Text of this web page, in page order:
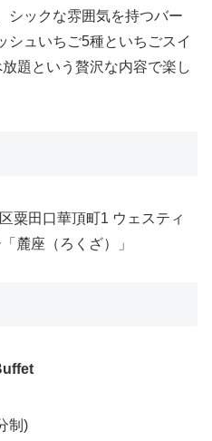
シックな雰囲気を持つバー
シュいちご5種といちごスイ
題という贅沢な内容で楽し
粟田口華頂町1 ウェスティ
麓座（ろくざ）」
制)